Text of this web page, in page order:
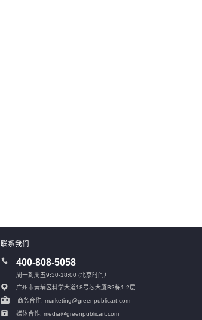
联系我们
400-808-5058
周一到周五9:30-18:00 (北京时间）
广州市黄埔区科学大道18号芯大厦B2栋1-2层
商务合作: marketing@greenpublicart.com
媒体合作: media@greenpublicart.com